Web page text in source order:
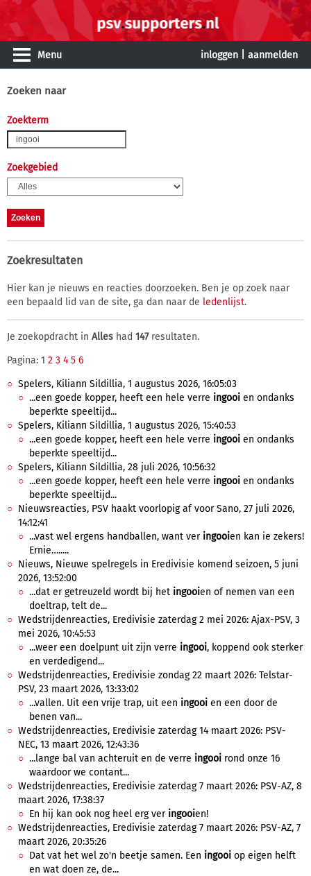
Menu inloggen aanmelden
Zoeken naar
Zoekterm
Zoekgebied
Zoekresultaten
Hier kan je nieuws en reacties doorzoeken. Ben je op zoek naar
een bepaald lid van de site, ga dan naar de ledenlijst.
Je zoekopdracht in Alles had 147resultaten.
Pagina: 1 2 3 4 5 6
Spelers, Kiliann Sildillia, 1 augustus 2026, 16:05:03
...een goede kopper, heeft een hele verre ingooi en ondanks
beperkte speeltijd...
Spelers, Kiliann Sildillia, 1 augustus 2026, 15:40:53
...een goede kopper, heeft een hele verre ingooi en ondanks
beperkte speeltijd...
Spelers, Kiliann Sildillia, 28 juli 2026, 10:56:32
...een goede kopper, heeft een hele verre ingooi en ondanks
beperkte speeltijd...
Nieuwsreacties, PSV haakt voorlopig af voor Sano, 27 juli 2026,
14:12:41
...vast wel ergens handballen, want ver ingooien kan ie zekers!
Ernie….....
Nieuws, Nieuwe spelregels in Eredivisie komend seizoen, 5 juni
2026, 13:52:00
...dat er getreuzeld wordt bij het ingooien of nemen van een
doeltrap, telt de...
Wedstrijdenreacties, Eredivisie zaterdag 2 mei 2026: Ajax-PSV, 3
mei 2026, 10:45:53
...weer een doelpunt uit zijn verre ingooi, koppend ook sterker
en verdedigend...
Wedstrijdenreacties, Eredivisie zondag 22 maart 2026: Telstar-
PSV, 23 maart 2026, 13:33:02
...vallen. Uit een vrije trap, uit een ingooi en een door de
benen van...
Wedstrijdenreacties, Eredivisie zaterdag 14 maart 2026: PSV-
NEC, 13 maart 2026, 12:43:36
...lange bal van achteruit en de verre ingooi rond onze 16
waardoor we contant...
Wedstrijdenreacties, Eredivisie zaterdag 7 maart 2026: PSV-AZ, 8
maart 2026, 17:38:37
En hij kan ook nog heel erg ver ingooien!
Wedstrijdenreacties, Eredivisie zaterdag 7 maart 2026: PSV-AZ, 7
maart 2026, 20:35:26
Dat vat het wel zo'n beetje samen. Een ingooi op eigen helft
en wat doen ze, de...